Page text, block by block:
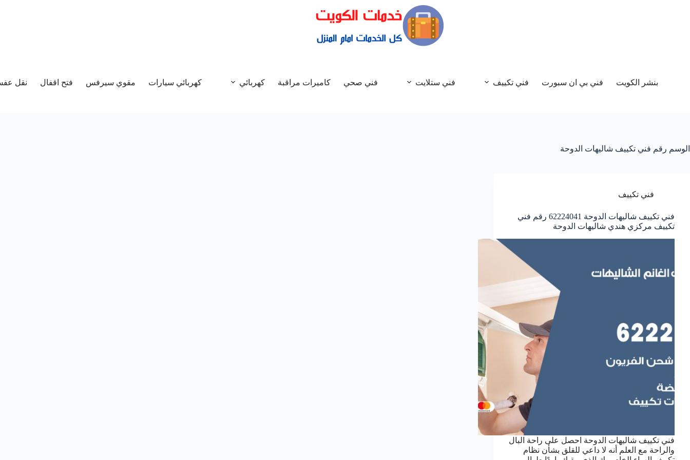
بنشر الكويت فني بي ان سبورت فني تكييف فني ستلايت فني صحي كاميرات مراقبة كهربائي كهربائي سيارات مقوي سيرفس فتح اقفال نقل
الوسم رقم فني تكييف شاليهات الدوحة
فني تكييف
فني تكييف شاليهات الدوحة 62224041 رقم فني
تكييف مركزي هندي شاليهات الدوحة
فني تكييف شاليهات الدوحة احصل على راحة البال
والراحة مع العلم أنه لا داعي للقلق بشأن نظام